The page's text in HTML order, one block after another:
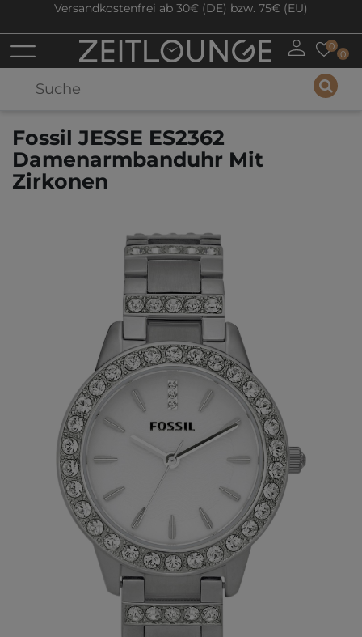
Versandkostenfrei ab 30€ (DE) bzw. 75€ (EU)
0
0
Fossil JESSE ES2362
Damenarmbanduhr Mit
Zirkonen